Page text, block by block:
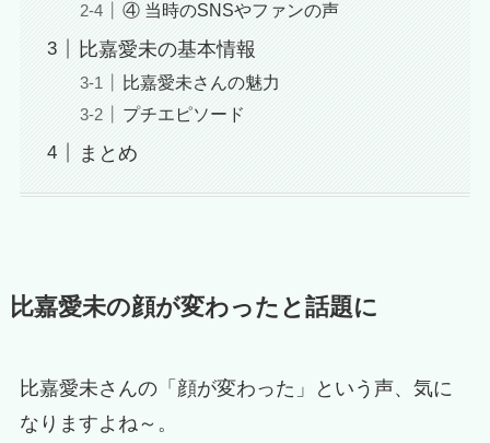
④ 当時のSNSやファンの声
比嘉愛未の基本情報
比嘉愛未さんの魅力
プチエピソード
まとめ
比嘉愛未の顔が変わったと話題に
比嘉愛未さんの「顔が変わった」という声、気に
なりますよね～。